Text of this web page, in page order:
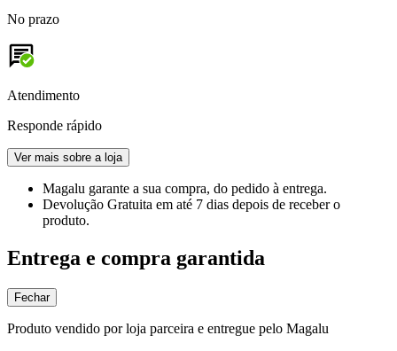
No prazo
Atendimento
Responde rápido
Ver mais sobre a loja
Magalu garante a sua compra, do pedido à entrega.
Devolução Gratuita em até 7 dias depois de receber o
produto.
Entrega e compra garantida
Fechar
Produto vendido por loja parceira e entregue pelo Magalu